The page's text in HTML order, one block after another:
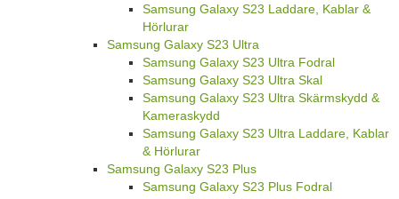
Samsung Galaxy S23 Laddare, Kablar &
Hörlurar
Samsung Galaxy S23 Ultra
Samsung Galaxy S23 Ultra Fodral
Samsung Galaxy S23 Ultra Skal
Samsung Galaxy S23 Ultra Skärmskydd &
Kameraskydd
Samsung Galaxy S23 Ultra Laddare, Kablar
& Hörlurar
Samsung Galaxy S23 Plus
Samsung Galaxy S23 Plus Fodral